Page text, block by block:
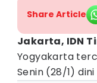
Share Article
Jakarta, IDN
Yogyakarta
Senin (28/1) dini